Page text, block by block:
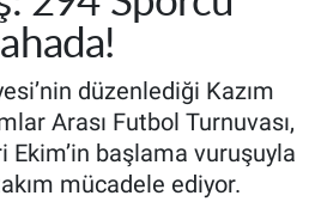
düzenlediği Kazım
Arası Futbol Turnuvası,
Ekim’in başlama vuruşuyla
mücadele ediyor.